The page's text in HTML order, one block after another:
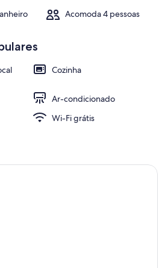
Acomoda 4 pessoas
Cozinha
Ar-condicionado
Wi-Fi grátis